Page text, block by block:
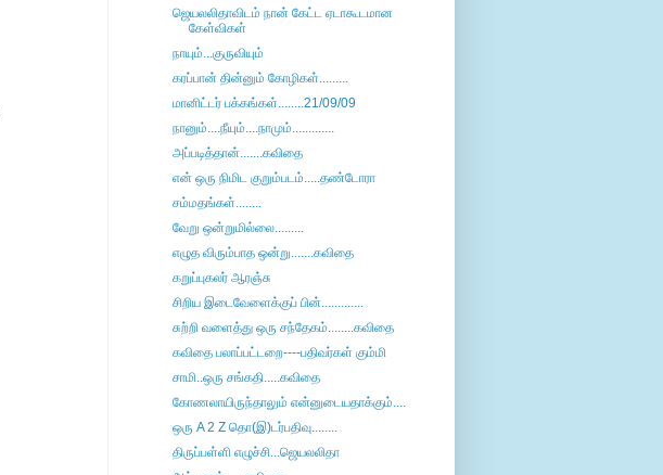
ஜெயலலிதாவிடம் நான் கேட்ட ஏடாகூடமான
கேள்விகள்
நாயும்...குருவியும்
கரப்பான் தின்னும் கோழிகள்.........
மானிட்டர் பக்கங்கள்........21/09/09
நானும்....நீயும்....நாமும்.............
அப்படித்தான்.......கவிதை
என் ஒரு நிமிட குறும்படம்.....தண்டோரா
சம்மதங்கள்........
வேறு ஒன்றுமில்லை.........
எழுத விரும்பாத ஒன்று.......கவிதை
கறுப்புகலர் ஆரஞ்சு
சிறிய இடைவேளைக்குப் பின்.............
சுற்றி வளைத்து ஒரு சந்தேகம்........கவிதை
கவிதை பலாப்பட்டறை----பதிவர்கள் கும்மி
சாமி..ஒரு சங்கதி.....கவிதை
கோணலாயிருந்தாலும் என்னுடையதாக்கும்....
ஒரு A 2 Z தொ(இ)டர்பதிவு........
திருப்பள்ளி எழுச்சி...ஜெயலலிதா